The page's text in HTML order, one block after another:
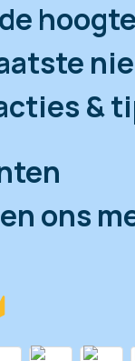
&
ons